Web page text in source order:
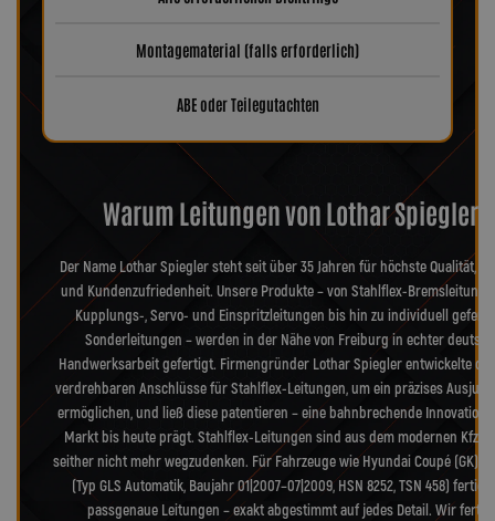
Montagematerial (falls erforderlich)
ABE oder Teilegutachten
Warum Leitungen von Lothar Spiegler?
Der Name Lothar Spiegler steht seit über 35 Jahren für höchste Qualität,
und Kundenzufriedenheit. Unsere Produkte – von Stahlflex-
Kupplungs-, Servo- und Einspritzleitungen bis hin zu individuell
Sonderleitungen – werden in der Nähe von Freiburg in echter
Handwerksarbeit gefertigt. Firmengründer Lothar Spiegler entwickelte
verdrehbaren Anschlüsse für Stahlflex-Leitungen, um ein präzises
ermöglichen, und ließ diese patentieren – eine bahnbrechende Innovation,
Markt bis heute prägt. Stahlflex-Leitungen sind aus dem modernen Kfz-
seither nicht mehr wegzudenken. Für Fahrzeuge wie Hyundai Coupé (GK)
(Typ GLS Automatik, Baujahr 01|2007–07|2009, HSN 8252, TSN 458)
passgenaue Leitungen – exakt abgestimmt auf jedes Detail. Wir